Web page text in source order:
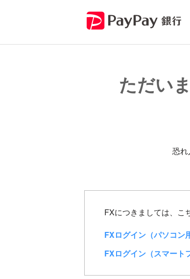
ただい
恐れ
FXにつきましては、こ
FXログイン（パソコン
FXログイン（スマート